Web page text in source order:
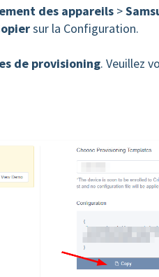
des appareils >
sur la Configuration.
de provisioning. Veuillez